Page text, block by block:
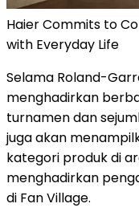
Haier Commits to
with Everyday Life
Selama Roland-
menghadirkan
turnamen dan
juga akan
kategori produk di
menghadirkan
di Fan Village.